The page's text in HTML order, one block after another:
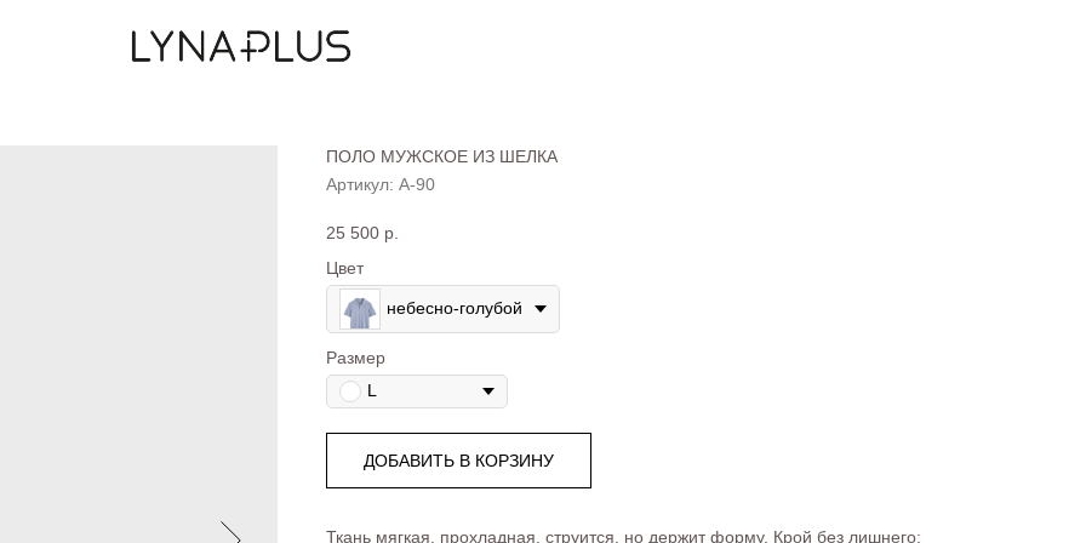
ПОЛО МУЖСКОЕ ИЗ ШЕЛКА
Артикул: А-90
25 500 р.
Цвет
небесно-голубой
Размер
L
ДОБАВИТЬ В КОРЗИНУ
Ткань мягкая, прохладная, струится, но держит форму. Крой без лишнего: